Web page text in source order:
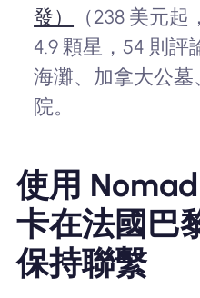
發）
（238 美元
4.9 顆星，54 則評
海灘、加拿大公
院。
使用
卡在法國巴
保持聯繫